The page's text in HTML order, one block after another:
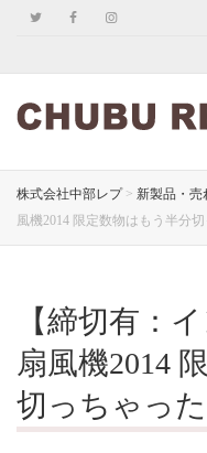
株式会社中部レプ> 新製品・売
風機2014 限定数物はもう半分切
【締切有：
扇風機2014
切っちゃった